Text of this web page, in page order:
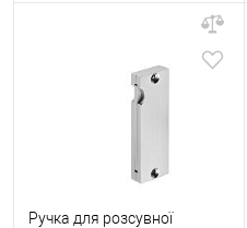
Ручка для розсувної